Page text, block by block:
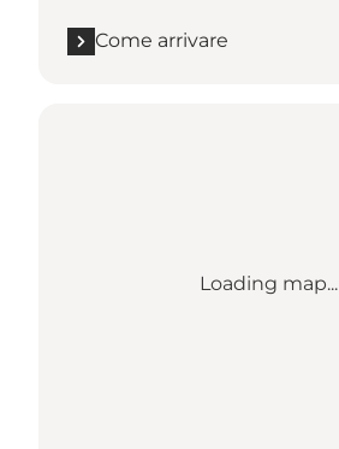
Come arrivare
Loading map...